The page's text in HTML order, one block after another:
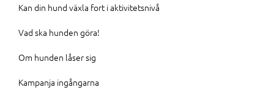
Kan din hund växla fort i aktivitetsnivå
Vad ska hunden göra!
Om hunden låser sig
Kampanja ingångarna